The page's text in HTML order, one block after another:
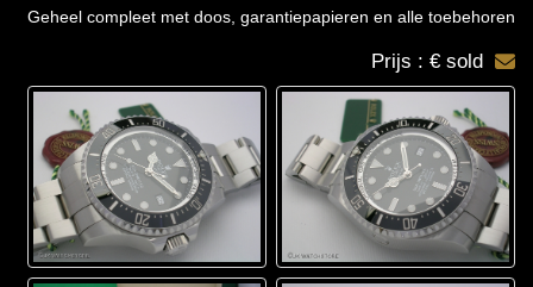
Geheel compleet met doos, garantiepapieren en alle toebehoren
Prijs : € sold